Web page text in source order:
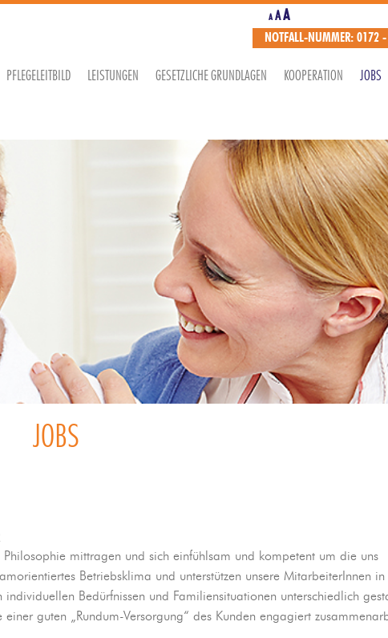
A AA
NOTFALL-NUMMER: 0172
PFLEGELEITBILD LEISTUNGEN GESETZLICHE GRUNDLAGEN KOOPERATION JOBS
JOBS
mittragen und sich einfühlsam und kompetent um die uns
Betriebsklima und unterstützen unsere MitarbeiterInnen in
Bedürfnissen und Familiensituationen unterschiedlich
guten „Rundum-Versorgung“ des Kunden engagiert